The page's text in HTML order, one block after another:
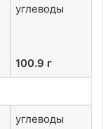
углеводы
100.9 г
углеводы